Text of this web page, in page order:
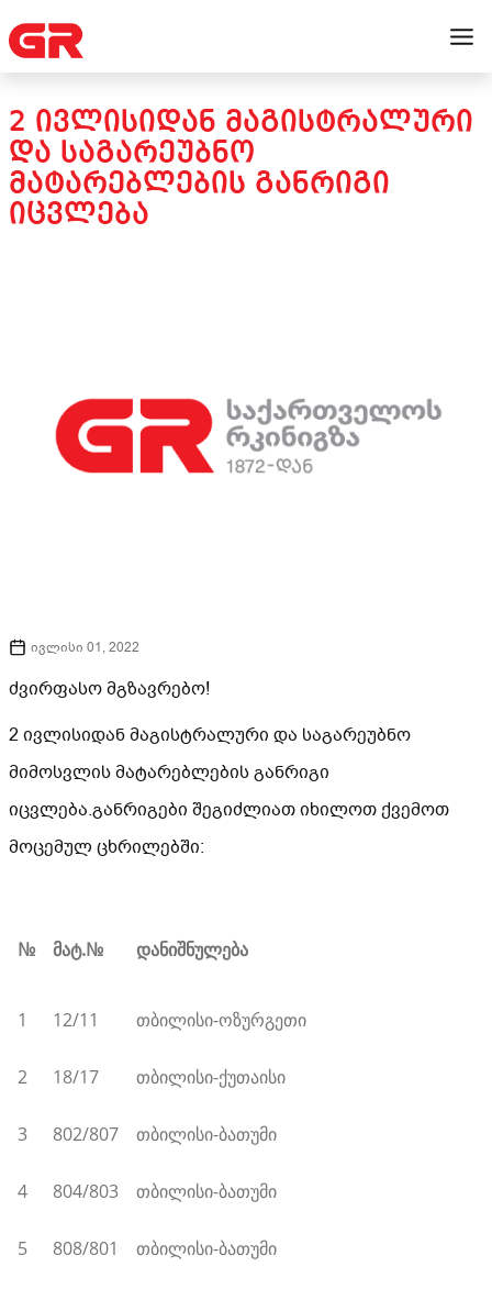
2 ᲘᲕᲚᲘᲡᲘᲓᲐᲜ ᲛᲐᲒᲘᲡᲢᲠᲐᲚᲣᲠᲘ
ᲓᲐ ᲡᲐᲒᲐᲠᲔᲣᲑᲜᲝ
ᲛᲐᲢᲐᲠᲔᲑᲚᲔᲑᲘᲡ ᲒᲐᲜᲠᲘᲒᲘ
ᲘᲪᲕᲚᲔᲑᲐ
ივლისი 01, 2022
ძვირფასო მგზავრებო!
2 ივლისიდან მაგისტრალური და საგარეუბნო
მიმოსვლის მატარებლების განრიგი
იცვლება.განრიგები შეგიძლიათ იხილოთ ქვემოთ
მოცემულ ცხრილებში:
№ მატ.№ დანიშნულება
1 12/11 თბილისი-ოზურგეთი
2 18/17 თბილისი-ქუთაისი
3 802/807 თბილისი-ბათუმი
4 804/803 თბილისი-ბათუმი
5 808/801 თბილისი-ბათუმი